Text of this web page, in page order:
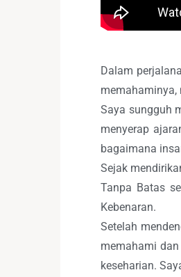
Dalam
memahaminya,
Saya sungguh
menyerap
bagaimana
Sejak
Tanpa Batas
Kebenaran.
Setelah
memahami
keseharian.